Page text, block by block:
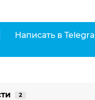
Написать в
2